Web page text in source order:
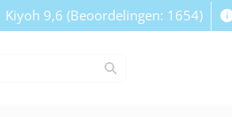
Kiyoh 9,6 (Beoordelingen: 1654)